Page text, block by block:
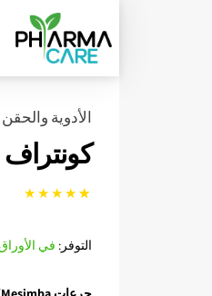
الأدوية
كونتراف
5.00
من 5 بناءً
على تقييم
التوفر: في الأوراق